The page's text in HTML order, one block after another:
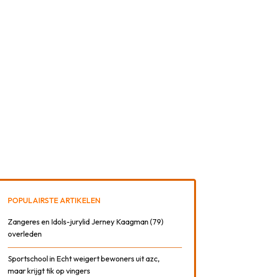
POPULAIRSTE ARTIKELEN
Zangeres en Idols-jurylid Jerney Kaagman (79)
overleden
Sportschool in Echt weigert bewoners uit azc,
maar krijgt tik op vingers